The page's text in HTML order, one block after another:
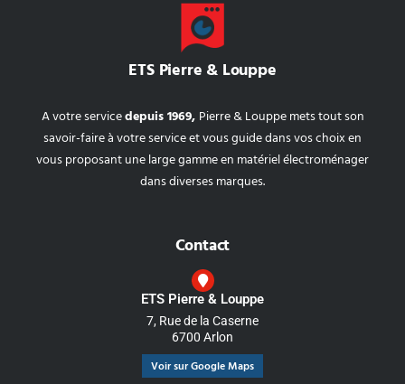
ETS Pierre & Louppe
A votre servicedepuis 1969, Pierre & Louppe mets tout son
savoir-faire à votre service et vous guide dans vos choix en
vous proposant une large gamme en matériel électroménager
dans diverses marques.
Contact
ETS Pierre & Louppe
7, Rue de la Caserne
6700 Arlon
Voir sur Google Maps